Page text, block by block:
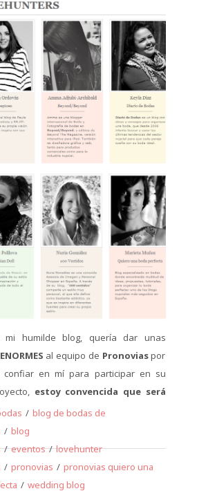
mi humilde blog, quería dar unas
al equipo de Pronoviaspor
en mí para participar en su
estoy convencida que será
/ blog de bodas de
/ blog
/ eventos / lovehunter
/ pronovias / pronovias quiero una
/ wedding blog